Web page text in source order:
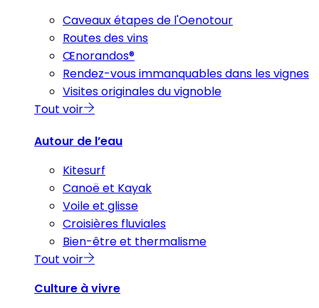
Caveaux étapes de l'Oenotour
Routes des vins
Œnorandos®
Rendez-vous immanquables dans les vignes
Visites originales du vignoble
Tout voir
Autour de l’eau
Kitesurf
Canoë et Kayak
Voile et glisse
Croisières fluviales
Bien-être et thermalisme
Tout voir
Culture à vivre